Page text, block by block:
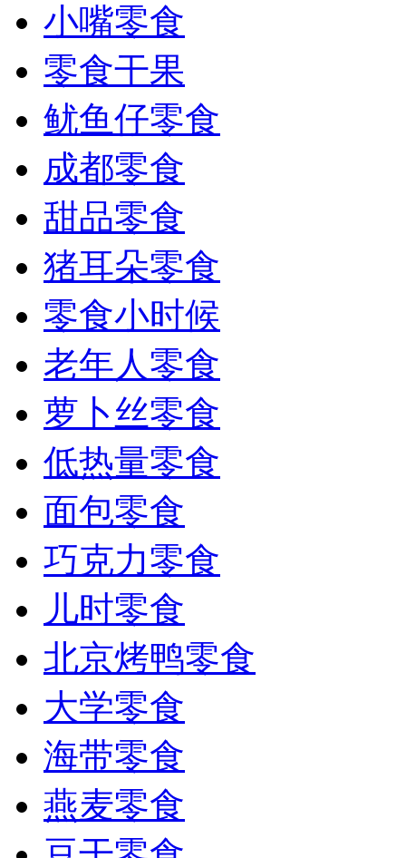
小嘴零食
零食干果
鱿鱼仔零食
成都零食
甜品零食
猪耳朵零食
零食小时候
老年人零食
萝卜丝零食
低热量零食
面包零食
巧克力零食
儿时零食
北京烤鸭零食
大学零食
海带零食
燕麦零食